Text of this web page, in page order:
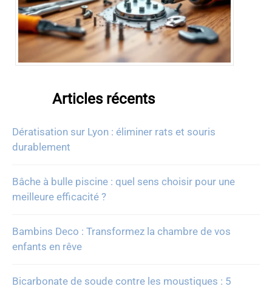
Articles récents
Dératisation sur Lyon : éliminer rats et souris
durablement
Bâche à bulle piscine : quel sens choisir pour une
meilleure efficacité ?
Bambins Deco : Transformez la chambre de vos
enfants en rêve
Bicarbonate de soude contre les moustiques : 5